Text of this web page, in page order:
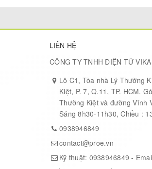
Power: 100mW
Cellular 4G LTE
QuectelEC20 LTE module
Micro SIM Slot
Internal 4G Antenna + External
Up to 100Mbps downlink and
Worldwide LTE,UMTS/HSPA+
MIMO technology meets
LIÊN HỆ
CÔNG TY TNHH ĐIỆN TỬ VIKA
Lô C1, Tòa nhà Lý Thường
Kiệt, P. 7, Q.11, TP. HCM.
Thường Kiệt và đường Vĩnh
Sáng 8h30-11h30, Chiều :
0938946849
contact@proe.vn
Kỹ thuật: 0938946849 -